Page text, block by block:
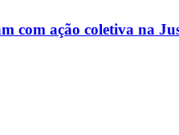
com ação coletiva na